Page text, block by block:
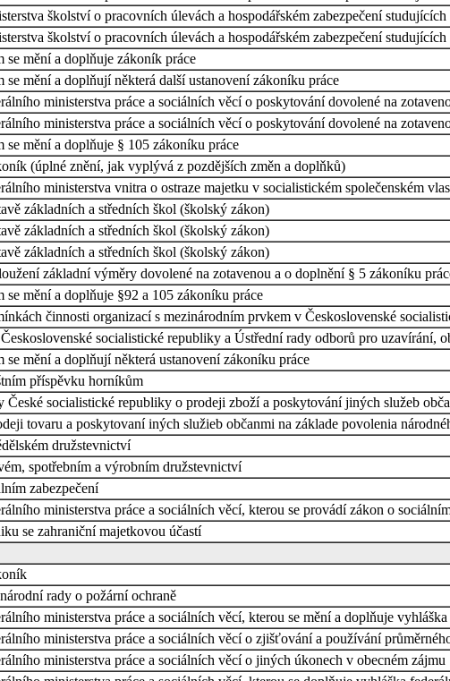
školství o pracovních úlevách a hospodářském zabezpečení studujících
školství o pracovních úlevách a hospodářském zabezpečení studujících
se mění a doplňuje zákoník práce
se mění a doplňují některá další ustanovení zákoníku práce
ministerstva práce a sociálních věcí o poskytování dovolené na
ministerstva práce a sociálních věcí o poskytování dovolené na
se mění a doplňuje § 105 zákoníku práce
(úplné znění, jak vyplývá z pozdějších změn a doplňků)
ministerstva vnitra o ostraze majetku v socialistickém společenském
základních a středních škol (školský zákon)
základních a středních škol (školský zákon)
základních a středních škol (školský zákon)
základní výměry dovolené na zotavenou a o doplnění § 5 zákoníku
se mění a doplňuje §92 a 105 zákoníku práce
činnosti organizací s mezinárodním prvkem v Československé
socialistické republiky a Ústřední rady odborů pro uzavírání,
se mění a doplňují některá ustanovení zákoníku práce
příspěvku horníkům
České socialistické republiky o prodeji zboží a poskytování jiných služeb
tovaru a poskytovaní iných služieb občanmi na základe povolenia
družstevnictví
spotřebním a výrobním družstevnictví
zabezpečení
ministerstva práce a sociálních věcí, kterou se provádí zákon o
se zahraniční majetkovou účastí
rady o požární ochraně
ministerstva práce a sociálních věcí, kterou se mění a doplňuje
ministerstva práce a sociálních věcí o zjišťování a používání
ministerstva práce a sociálních věcí o jiných úkonech v obecném zájmu